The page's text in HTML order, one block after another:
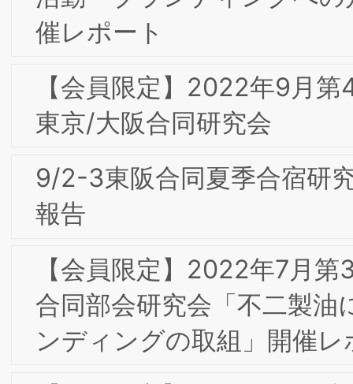
部会委員会 「FinTechを活用したイノベ
ーションによる新たな社会創造―世界の
Global Mobility Service(株) 中島徳至氏
【会員限定】2019年11⽉ 第16回東京フ
（CX）の構築とマーケティング・流
通、ブランド戦略－デジタルとアナログ
－」
2020年 新年のご挨拶
【会員限定】2019年9⽉ 第15回東京プチ
フォーラム 「”AI が切り開く未来” ～AI
で何が変わるのか？～」